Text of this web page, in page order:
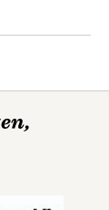
de baas!